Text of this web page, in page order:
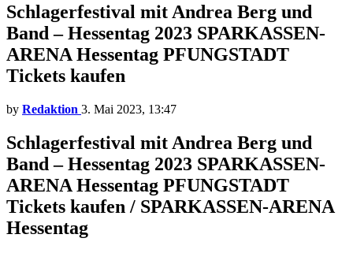
Schlagerfestival mit Andrea Berg und
Band – Hessentag 2023 SPARKASSEN-
ARENA Hessentag PFUNGSTADT
Tickets kaufen
by Redaktion 3. Mai 2023, 13:47
Schlagerfestival mit Andrea Berg und
Band – Hessentag 2023 SPARKASSEN-
ARENA Hessentag PFUNGSTADT
Tickets kaufen / SPARKASSEN-ARENA
Hessentag